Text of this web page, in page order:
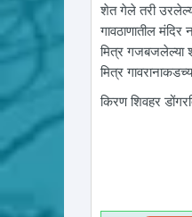
शेत गेले तरी उरलेल्या
गावठाणातील मंदिर
मित्र गजबजलेल्या
मित्र
किरण शिवहर